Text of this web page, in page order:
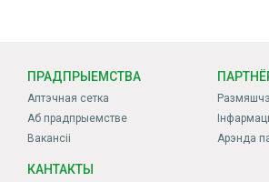
ПРАДПРЫЕМСТВА
Аптэчная сетка
Аб прадпрыемстве
Вакансіі
Арэнда
КАНТАКТЫ